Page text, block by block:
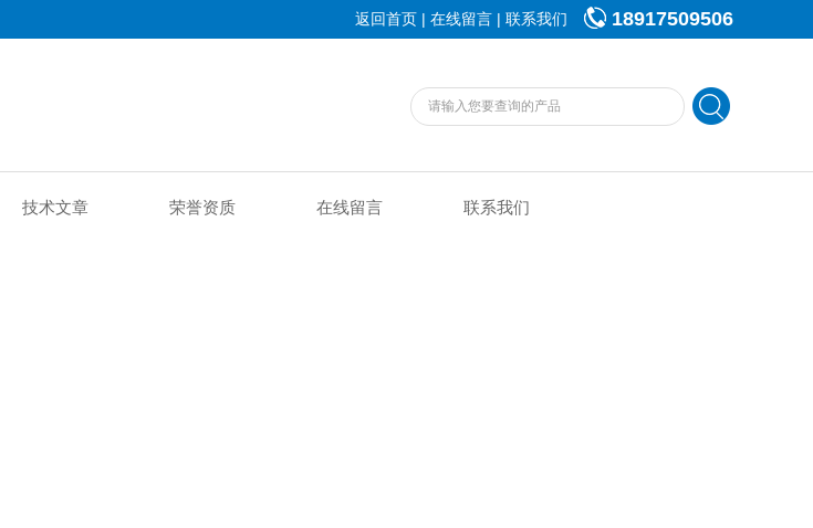
18917509506
返回首页 | 在线留言 | 联系我们
技术文章 荣誉资质 在线留言 联系我们